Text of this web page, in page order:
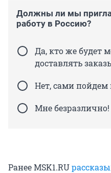
Должны ли мы
работу в Россию?
Да, кто же будет
доставлять
Нет, сами пойдем
Мне безразлично!
Ранее MSK1.RU